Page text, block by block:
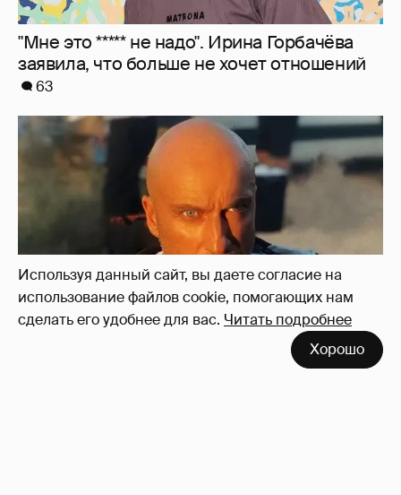
Используя данный сайт, вы даете согласие на
использование файлов cookie, помогающих нам
сделать его удобнее для вас. Читать подробнее
Хорошо
"Я не за кордоном". Дмитрий Нагиев
ответил на слухи о его эмиграции